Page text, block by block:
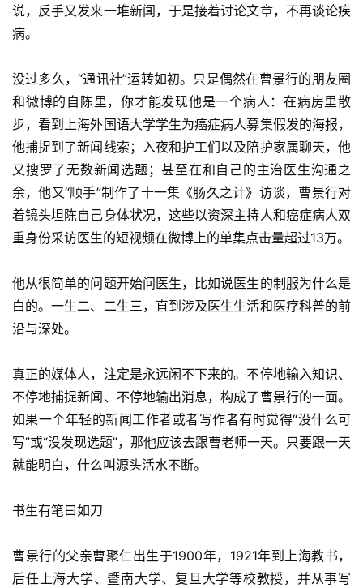
说，反手又发来一堆新闻，于是接着讨论文章，不再谈论疾
病。
没过多久，“通讯社”运转如初。只是偶然在曹景行的朋友圈
和微博的自陈里，你才能发现他是一个病人：在病房里散
步，看到上海外国语大学学生为癌症病人募集假发的海报，
他捕捉到了新闻线索；入夜和护工们以及陪护家属聊天，他
又搜罗了无数新闻选题；甚至在和自己的主治医生沟通之
余，他又“顺手”制作了十一集《肠久之计》访谈，曹景行对
着镜头坦陈自己身体状况，这些以资深主持人和癌症病人双
重身份采访医生的短视频在微博上的单集点击量超过13万。
他从很简单的问题开始问医生，比如说医生的制服为什么是
白的。一生二、二生三，直到涉及医生生活和医疗科普的前
沿与深处。
真正的媒体人，注定是永远闲不下来的。不停地输入知识、
不停地捕捉新闻、不停地输出消息，构成了曹景行的一面。
如果一个年轻的新闻工作者或者写作者有时觉得“没什么可
写”或“没发现选题”，那他应该去跟曹老师一天。只要跟一天
就能明白，什么叫源头活水不断。
书生有笔曰如刀
曹景行的父亲曹聚仁出生于1900年，1921年到上海教书，
后任上海大学、暨南大学、复旦大学等校教授，并从事写